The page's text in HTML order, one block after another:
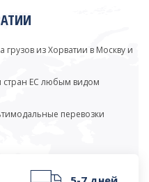
грузов из Хорватии в Москву и
стран ЕС любым видом
перевозки